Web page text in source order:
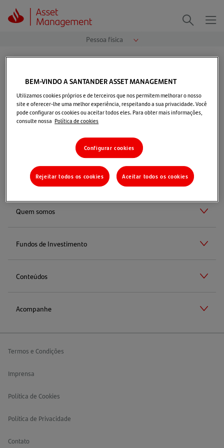
Acesso Kinea XTR Prev 2
Selecionar perfil
Quem somos
Fundos de Investimento
Conteúdos
Acompanhe
Termos e Condições
Imprensa
Política de Cookies
Política de Privacidade
Contato
BEM-VINDO A SANTANDER ASSET MANAGEMENT
Utilizamos cookies próprios e de terceiros que nos permitem melhorar o nosso
site e oferecer-lhe uma melhor experiência, respeitando a sua privacidade. Você
pode configurar os cookies ou aceitar todos eles. Para obter mais informações,
consulte nossa Política de cookies
Configurar cookies
Rejeitar todos os cookies Aceitar todos os cookies